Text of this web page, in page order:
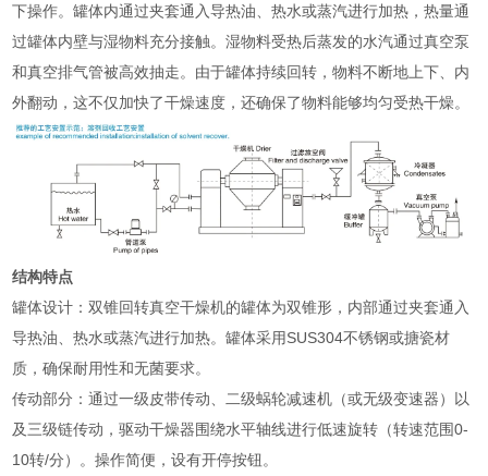
下操作。罐体内通过夹套通入导热油、热水或蒸汽进行加热，热量通
过罐体内壁与湿物料充分接触。湿物料受热后蒸发的水汽通过真空泵
和真空排气管被高效抽走。由于罐体持续回转，物料不断地上下、内
外翻动，这不仅加快了干燥速度，还确保了物料能够均匀受热干燥‌。
结构特点
‌罐体设计‌：双锥回转真空干燥机的罐体为双锥形，内部通过夹套通入
导热油、热水或蒸汽进行加热。罐体采用SUS304不锈钢或搪瓷材
质，确保耐用性和无菌要求‌。
‌传动部分‌：通过一级皮带传动、二级蜗轮减速机（或无级变速器）以
及三级链传动，驱动干燥器围绕水平轴线进行低速旋转（转速范围0-
10转/分）。操作简便，设有开停按钮‌。